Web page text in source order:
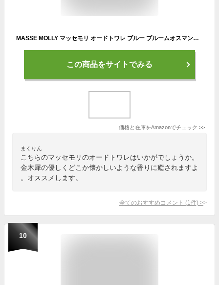
MASSE MOLLY マッセモリ オードトワレ ブルー ブルームオスマンサス ムオスマンサス キンモクセイ 香り 2022 年 秋冬 限定
この商品をサイトでみる
価格と在庫をAmazonでチェック >>
まくりん
こちらのマッセモリのオードトワレはいかがでしょうか。
金木犀の優しくどこか懐かしいような香りに癒されますよ
。オススメします。
全てのおすすめコメント (1 件) >
10